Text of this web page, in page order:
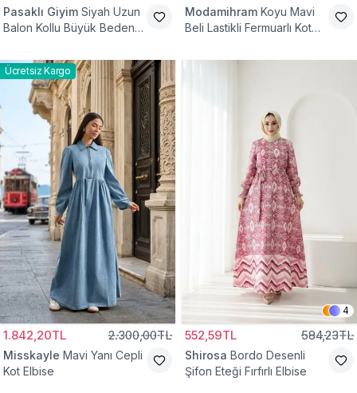
Pasaklı Giyim Siyah Uzun
Balon Kollu Büyük Beden
Modamihram Koyu Mavi
Beli Lastikli Fermuarlı Kot
Ücretsiz Kargo
1.842,20TL 2.300,00TL
Misskayle Mavi Yanı Cepli
Kot Elbise
4
552,59TL 584,23TL
Shirosa Bordo Desenli
Şifon Eteği Fırfırlı Elbise